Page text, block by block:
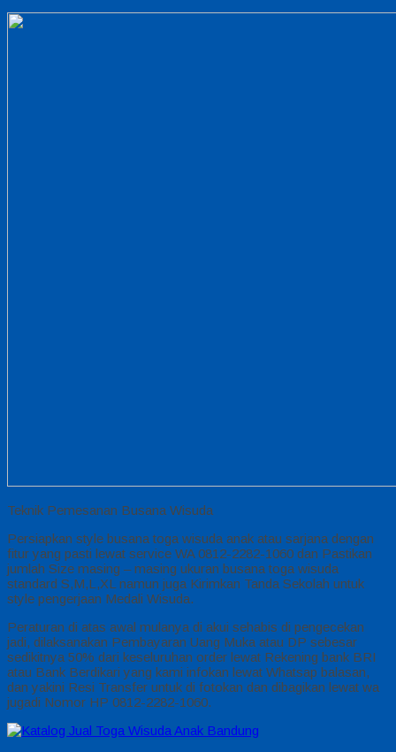
Teknik Pemesanan Busana Wisuda
Persiapkan style busana toga wisuda anak atau sarjana dengan
fitur yang pasti lewat service WA 0812-2282-1060 dan Pastikan
jumlah Size masing – masing ukuran busana toga wisuda
standard S,M,L,XL namun juga Kirimkan Tanda Sekolah untuk
style pengerjaan Medali Wisuda.
Peraturan di atas awal mulanya di akui sehabis di pengecekan
jadi, dilaksanakan Pembayaran Uang Muka atau DP sebesar
sedikitnya 50% dari keseluruhan order lewat Rekening bank BRI
atau Bank Berdikari yang kami infokan lewat Whatsap balasan,
dan yakini Resi Transfer untuk di fotokan dan dibagikan lewat wa
jugadi Nomor HP 0812-2282-1060.